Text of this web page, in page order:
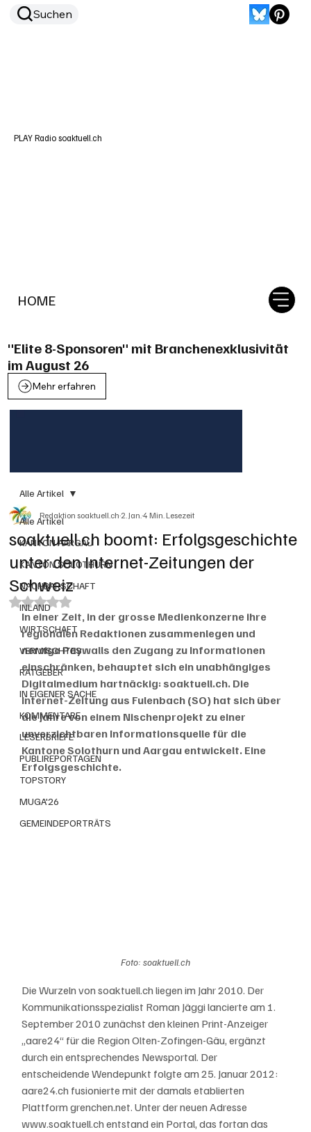
HOME
Suchen
PLAY Radio soaktuell.ch
"Elite 8-Sponsoren" mit Branchenexklusivität
im August 26
Mehr erfahren
Alle Artikel
KANTON AARGAU
KANTON SOLOTHURN
NACHBARSCHAFT
INLAND
WIRTSCHAFT
VERMISCHTES
RATGEBER
IN EIGENER SACHE
KOMMENTARE
LESERBRIEFE
PUBLIREPORTAGEN
TOPSTORY
MUGA'26
GEMEINDEPORTRÄTS
Alle Artikel
soaktuell.ch boomt: Erfolgsgeschichte
unter den Internet-Zeitungen der
Schweiz
Redaktion soaktuell.ch2. Jan.4 Min. Lesezeit
Mit NaN von 5 Sternen bewertet.
In einer Zeit, in der grosse Medienkonzerne ihre
regionalen Redaktionen zusammenlegen und
nervige Paywalls den Zugang zu Informationen
einschränken, behauptet sich ein unabhängiges
Digitalmedium hartnäckig: soaktuell.ch. Die
Internet-Zeitung aus Fulenbach (SO) hat sich über
die Jahre von einem Nischenprojekt zu einer
unverzichtbaren Informationsquelle für die
Kantone Solothurn und Aargau entwickelt. Eine
Erfolgsgeschichte.
Foto: soaktuell.ch
Die Wurzeln von soaktuell.ch liegen im Jahr 2010. Der
Kommunikationsspezialist Roman Jäggi lancierte am 1.
September 2010 zunächst den kleinen Print-Anzeiger
„aare24“ für die Region Olten-Zofingen-Gäu, ergänzt
durch ein entsprechendes Newsportal. Der
entscheidende Wendepunkt folgte am 25. Januar 2012:
aare24.ch fusionierte mit der damals etablierten
Plattform grenchen.net. Unter der neuen Adresse
www.soaktuell.ch entstand ein Portal, das fortan das